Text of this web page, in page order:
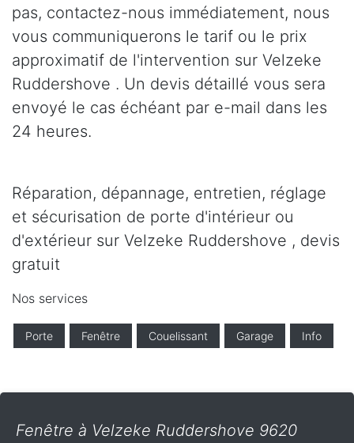
pas, contactez-nous immédiatement, nous
vous communiquerons le tarif ou le prix
approximatif de l'intervention sur Velzeke
Ruddershove . Un devis détaillé vous sera
envoyé le cas échéant par e-mail dans les
24 heures.
Réparation, dépannage, entretien, réglage
et sécurisation de porte d'intérieur ou
d'extérieur sur Velzeke Ruddershove , devis
gratuit
Nos services
Porte Fenêtre Couelissant Garage Info
Fenêtre à Velzeke Ruddershove 9620